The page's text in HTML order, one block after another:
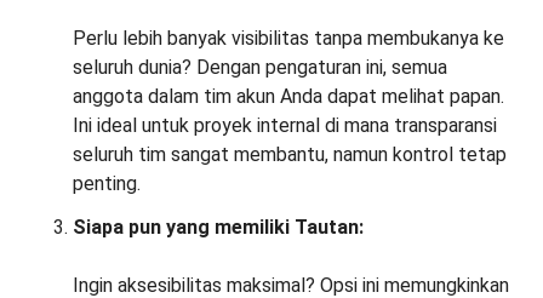
Perlu lebih banyak visibilitas tanpa membukanya ke
seluruh dunia? Dengan pengaturan ini, semua
anggota dalam tim akun Anda dapat melihat papan.
Ini ideal untuk proyek internal di mana transparansi
seluruh tim sangat membantu, namun kontrol tetap
penting.
Siapa pun yang memiliki Tautan:
Ingin aksesibilitas maksimal? Opsi ini memungkinkan